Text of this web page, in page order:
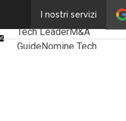
I nostri servizi
Email
Ultimi articoli
Tech LeaderM&A
GuideNomine Tech